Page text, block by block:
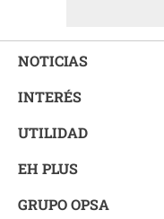
NOTICIAS
INTERÉS
UTILIDAD
EH PLUS
GRUPO OPSA